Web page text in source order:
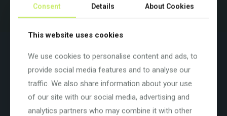
Beschreibung Zusätzliche Informationen
Wenn Gravel auf Wettkampf trifft
Das neue Gravel SL wurde für die Welt des schnellen Gravel-
Radsports entwickelt und besticht durch seine
Consent Details About Cookies
This website uses cookies
We use cookies to personalise content and ads, to
provide social media features and to analyse our
traffic. We also share information about your use
of our site with our social media, advertising and
analytics partners who may combine it with other